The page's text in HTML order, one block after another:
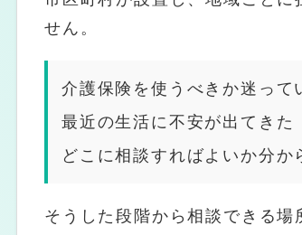
て）ちゃんの独り言 ※ご
族様へ ― 決める前に読んでいただきたいこ
ート｜創作と交流を楽しむアート活動
せん。
介護保険を使うべきか迷って
最近の生活に不安が出てきた
どこに相談すればよいか分か
そうした段階から相談できる場